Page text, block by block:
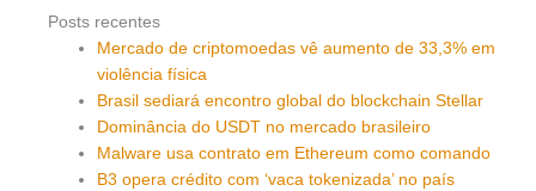
Posts recentes
Mercado de criptomoedas vê aumento de 33,3% em
violência física
Brasil sediará encontro global do blockchain Stellar
Dominância do USDT no mercado brasileiro
Malware usa contrato em Ethereum como comando
B3 opera crédito com ‘vaca tokenizada’ no país